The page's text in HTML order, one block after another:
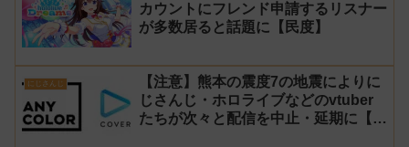
カウントにフレンド申請するリスナー
が多数居ると話題に【民度】
にじさんじ
【注意】熊本の震度7の地震によりに
じさんじ・ホロライブなどのvtuber
たちが次々と配信を中止・延期に【不